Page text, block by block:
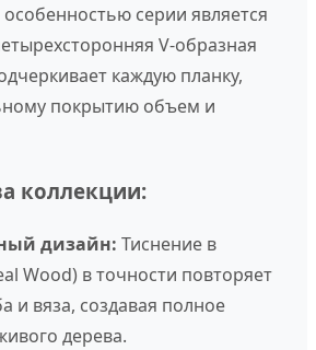
особенностью серии является
V-образная
каждую планку,
покрытию объем и
коллекции:
дизайн: Тиснение в
Wood) в точности повторяет
и вяза, создавая полное
дерева.